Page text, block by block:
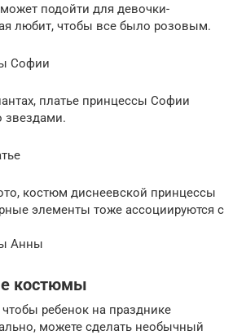
подойти для девочки-
любит, чтобы все было розовым.
Софии
платье принцессы Софии
звездами.
костюм диснеевской принцессы
элементы тоже ассоциируются с
Анны
костюмы
ребенок на празднике
можете сделать необычный